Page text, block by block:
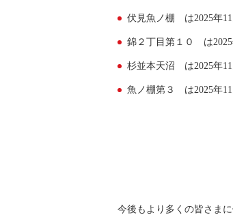
伏見魚ノ棚 は2025年11
錦２丁目第１０ は2025
杉並本天沼 は2025年11
魚ノ棚第３ は2025年11
今後もより多くの皆さま